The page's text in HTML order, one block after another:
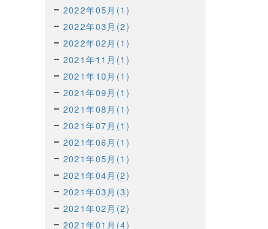
2022年05月(1)
2022年03月(2)
2022年02月(1)
2021年11月(1)
2021年10月(1)
2021年09月(1)
2021年08月(1)
2021年07月(1)
2021年06月(1)
2021年05月(1)
2021年04月(2)
2021年03月(3)
2021年02月(2)
2021年01月(4)